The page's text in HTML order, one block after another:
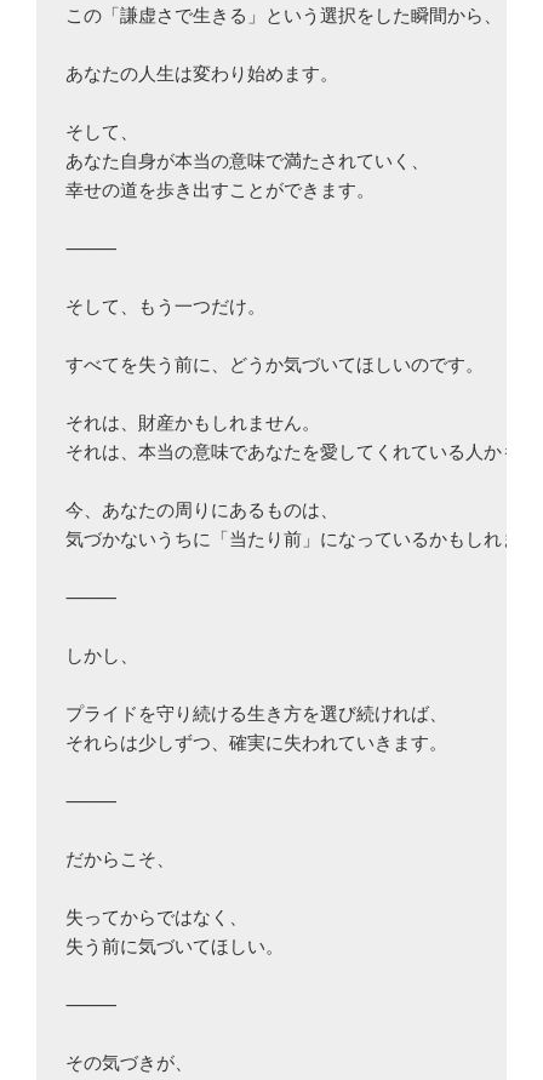
この「謙虚さで生きる」という選択をした瞬間から、
あなたの人生は変わり始めます。
そして、
あなた自身が本当の意味で満たされていく、
幸せの道を歩き出すことができます。
⸻
そして、もう一つだけ。
すべてを失う前に、どうか気づいてほしいのです。
それは、財産かもしれません。
それは、本当の意味であなたを愛してくれている人かも
今、あなたの周りにあるものは、
気づかないうちに「当たり前」になっているかもしれませ
⸻
しかし、
プライドを守り続ける生き方を選び続ければ、
それらは少しずつ、確実に失われていきます。
⸻
だからこそ、
失ってからではなく、
失う前に気づいてほしい。
⸻
その気づきが、